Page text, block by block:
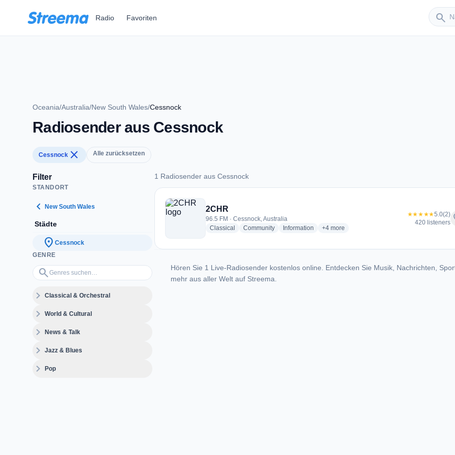
Radio Favoriten search
Sender
Oceania/Australia/New South Wales/Cessnock
Radiosender aus Cessnock
Cessnock close Alle zurücksetzen
Filter
STANDORT
chevron_left New South Wales
Städte
location_on Cessnock
GENRE
search
Genres suchen…
expand_moreClassical & Orchestral
expand_moreWorld & Cultural
expand_moreNews & Talk
expand_moreJazz & Blues
expand_morePop
1 Radiosender aus Cessnock
1 Radiosender aus Cessnock
2CHR
96.5 FM · Cessnock, Australia
Classical
radio stations
Communityradio stations
Information radio stations
+4more genres for 2CHR
more
★★★★★5.0(2)
420 listeners
Hören Sie 1 Live-Radiosender kostenlos online. Entdecken Sie Musik, Nachrichten,
mehr aus aller Welt auf Streema.